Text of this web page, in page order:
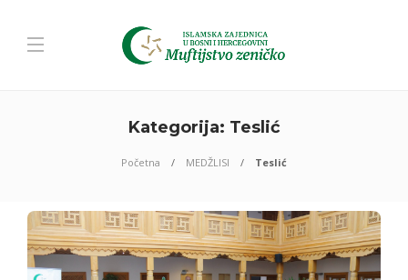
Kategorija: Teslić
Početna MEDŽLISI Teslić